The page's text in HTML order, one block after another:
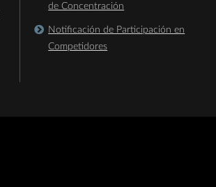
de Concentración
Notificación de Participación en
Competidores